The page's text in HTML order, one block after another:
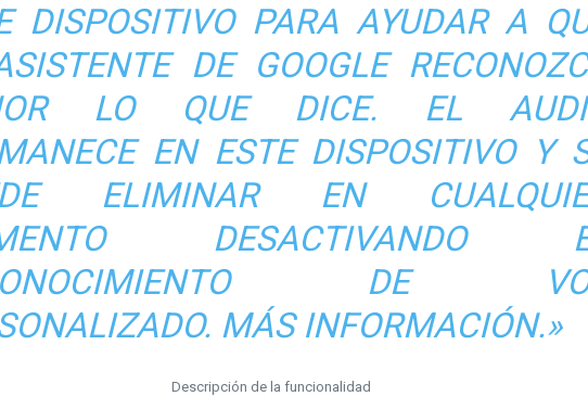
DISPOSITIVO PARA AYUDAR A
DE GOOGLE
LO QUE DICE. EL
EN ESTE DISPOSITIVO Y
ELIMINAR EN
DESACTIVANDO
DE
MÁS INFORMACIÓN.»
Descripción de la funcionalidad